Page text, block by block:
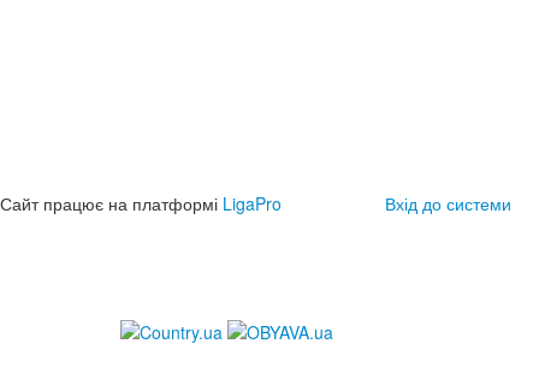
Сайт працює на платформі LigaPro Вхід до системи